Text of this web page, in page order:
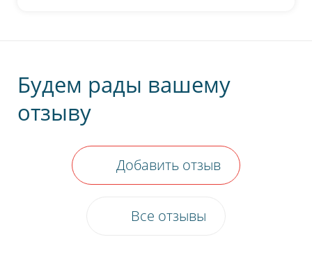
Будем рады вашему
отзыву
Добавить отзыв
Все отзывы